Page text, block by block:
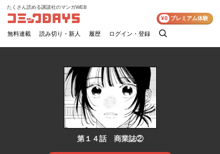
コミックDAYS
たくさん読める講談社のマンガWEB
無料連載 読み切り・新人 履歴 ログイン・登録
検
¥0 プレミアム体験
第１４話 商業誌②